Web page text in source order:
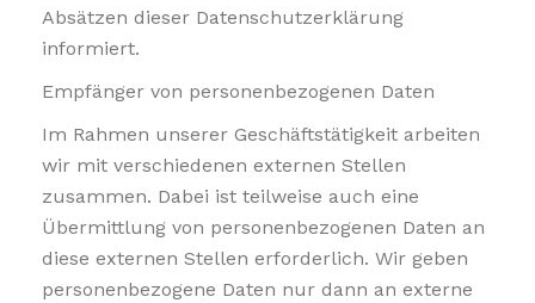
Absätzen dieser Datenschutzerklärung
informiert.
Empfänger von personenbezogenen Daten
Im Rahmen unserer Geschäftstätigkeit arbeiten
wir mit verschiedenen externen Stellen
zusammen. Dabei ist teilweise auch eine
Übermittlung von personenbezogenen Daten an
diese externen Stellen erforderlich. Wir geben
personenbezogene Daten nur dann an externe